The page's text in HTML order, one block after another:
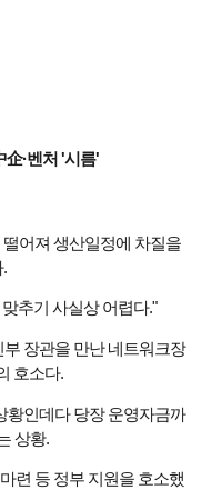
企·벤처 '시름'
어져 생산일정에 차질을
추기 사실상 어렵다."
장관을 만난 네트워크장
호소다.
황인데다 당장 운영자금까
상황.
련 등 정부 지원을 호소했